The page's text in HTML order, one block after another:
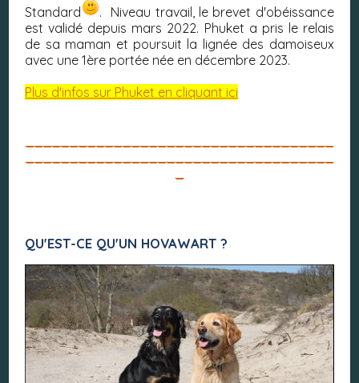
Standard
. Niveau travail, le brevet d'obéissance
est validé depuis mars 2022. Phuket a pris le relais
de sa maman et poursuit la lignée des damoiseux
avec une 1ère portée née en décembre 2023.
Plus d'infos sur Phuket en cliquant ici
QU'EST-CE QU'UN HOVAWART ?